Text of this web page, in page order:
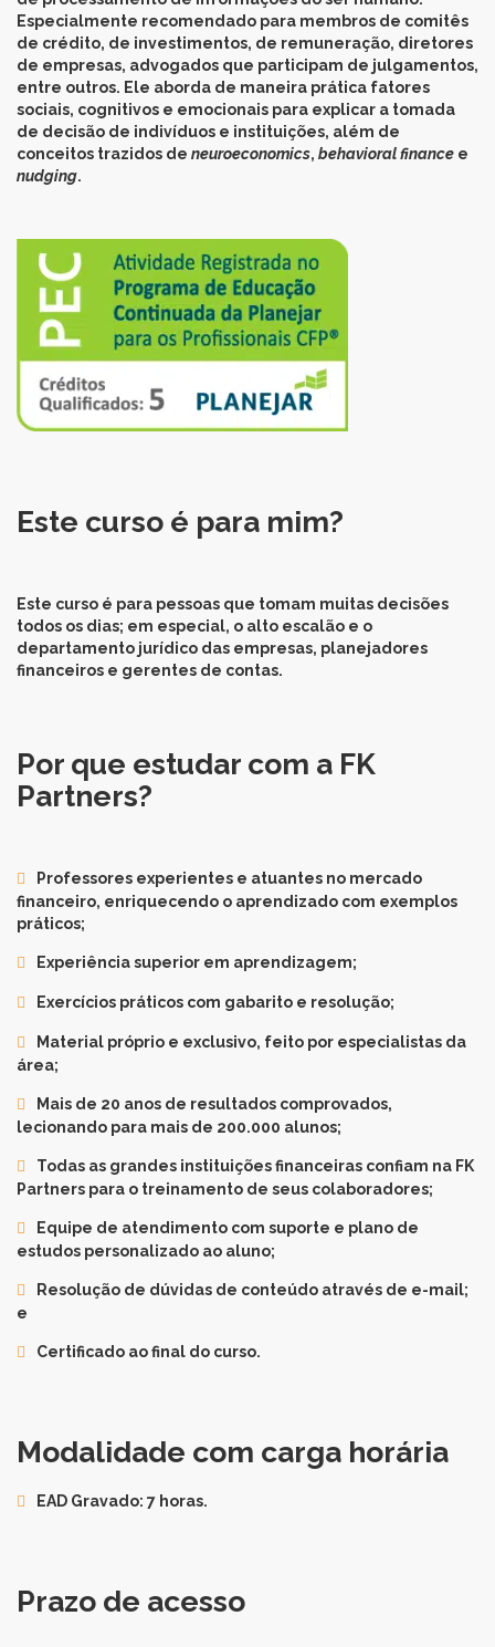
Especialmente recomendado para membros de comitês
de crédito, de investimentos, de remuneração, diretores
de empresas, advogados que participam de julgamentos,
entre outros. Ele aborda de maneira prática fatores
sociais, cognitivos e emocionais para explicar a tomada
de decisão de indivíduos e instituições, além de
conceitos trazidos de neuroeconomics, behavioral finance e
nudging.
Este curso é para mim?
Este curso é para pessoas que tomam muitas decisões
todos os dias; em especial, o alto escalão e o
departamento jurídico das empresas, planejadores
financeiros e gerentes de contas.
Por que estudar com a FK
Partners?
Professores experientes e atuantes no mercado
financeiro, enriquecendo o aprendizado com exemplos
práticos;
Experiência superior em aprendizagem;
Exercícios práticos com gabarito e resolução;
Material próprio e exclusivo, feito por especialistas da
área;
Mais de 20 anos de resultados comprovados,
lecionando para mais de 200.000 alunos;
Todas as grandes instituições financeiras confiam na FK
Partners para o treinamento de seus colaboradores;
Equipe de atendimento com suporte e plano de
estudos personalizado ao aluno;
Resolução de dúvidas de conteúdo através de e-mail;
e
Certificado ao final do curso.
Modalidade com carga horária
EAD Gravado: 7 horas.
Prazo de acesso